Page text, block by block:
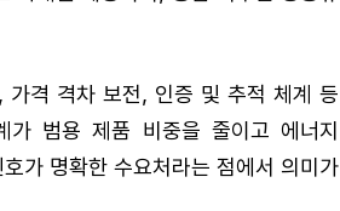
격 격차 보전, 인증 및 추적 체계 등
가 범용 제품 비중을 줄이고 에너지
가 명확한 수요처라는 점에서 의미가